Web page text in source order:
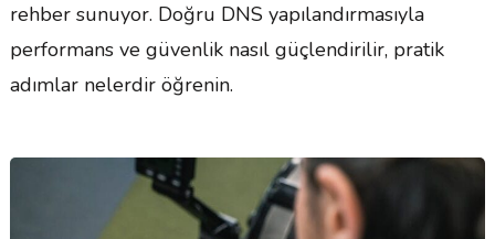
rehber sunuyor. Doğru DNS yapılandırmasıyla
performans ve güvenlik nasıl güçlendirilir, pratik
adımlar nelerdir öğrenin.